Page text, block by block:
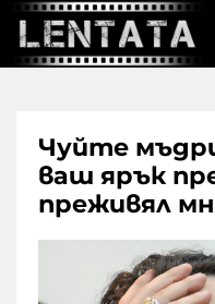
Чуйте
ваш ярък
преживял